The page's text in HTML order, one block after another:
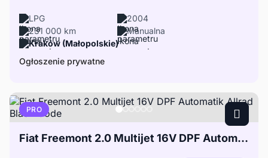
LPG
2004
231 000 km
Manualna
Kraków (Małopolskie)
Ogłoszenie prywatne
PRO
Fiat Freemont 2.0 Multijet 16V DPF Automatik Allrad Black Code